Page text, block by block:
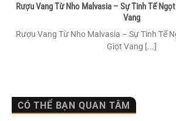
CÓ THỂ BẠN QUAN TÂM
Rượu Vang Từ Nho Malvasia – Sự Tinh Tế
Vang
Rượu Vang Từ Nho Malvasia – Sự Tinh Tế
Giọt Vang [...]